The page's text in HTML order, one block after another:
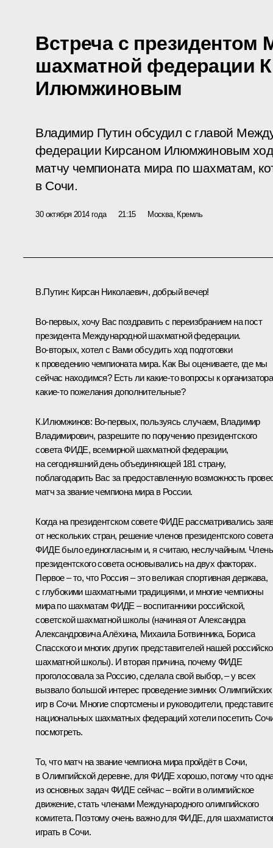
Встреча с президентом
шахматной федерации
Илюмжиновым
Владимир Путин обсудил с главой
федерации Кирсаном Илюмжиновым ход
матчу чемпионата мира по шахматам,
в Сочи.
30 октября 2014 года 21:15 Москва, Кремль
В.Путин: Кирсан Николаевич, добрый вечер!
Во‑первых, хочу Вас поздравить с переизбранием на пост
президента Международной шахматной федерации.
Во‑вторых, хотел с Вами обсудить ход подготовки
к проведению чемпионата мира. Как Вы оцениваете, где мы
сейчас находимся? Есть ли какие‑то вопросы к
какие‑то пожелания дополнительные?
К.Илюмжинов: Во‑первых, пользуясь случаем, Владимир
Владимирович, разрешите по поручению президентского
совета ФИДЕ, всемирной шахматной федерации,
на сегодняшний день объединяющей 181 страну,
поблагодарить Вас за предоставленную возможность
матч за звание чемпиона мира в России.
Когда на президентском совете ФИДЕ рассматривались
от нескольких стран, решение членов президентского совета
ФИДЕ было единогласным и, я считаю, неслучайным.
президентского совета основывались на двух факторах.
Первое – то, что Россия – это великая спортивная держава,
с глубокими шахматными традициями, и многие чемпионы
мира по шахматам ФИДЕ – воспитанники российской,
советской шахматной школы (начиная от Александра
Александровича Алёхина, Михаила Ботвинника, Бориса
Спасского и многих других представителей нашей
шахматной школы). И вторая причина, почему ФИДЕ
проголосовала за Россию, сделала свой выбор, – у всех
вызвало большой интерес проведение зимних Олимпийских
игр в Сочи. Многие спортсмены и руководители,
национальных шахматных федераций хотели посетить
посмотреть.
То, что матч на звание чемпиона мира пройдёт в Сочи,
в Олимпийской деревне, для ФИДЕ хорошо, потому что
из основных задач ФИДЕ сейчас – войти в олимпийское
движение, стать членами Международного олимпийского
комитета. Поэтому очень важно для ФИДЕ, для
играть в Сочи.